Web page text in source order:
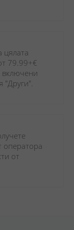
цялата
включени
"Други".
оператора
от